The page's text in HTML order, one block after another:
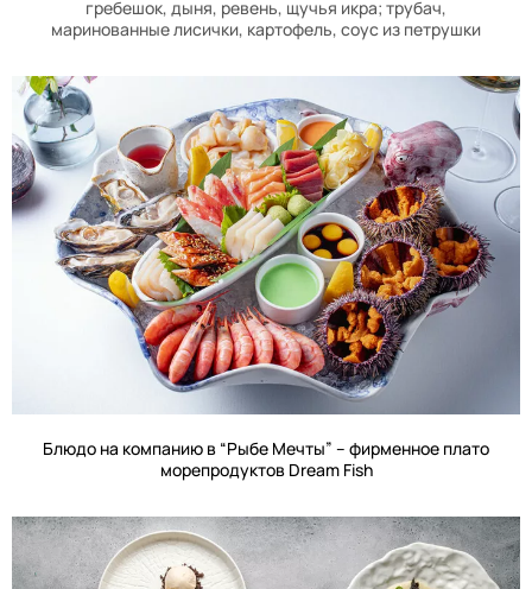
гребешок, дыня, ревень, щучья икра; трубач,
маринованные лисички, картофель, соус из петрушки
Блюдо на компанию в “Рыбе Мечты” – фирменное плато
морепродуктов Dream Fish